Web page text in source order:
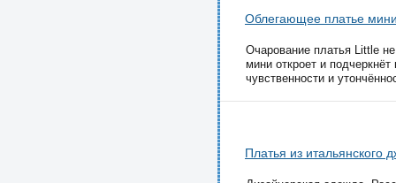
Облегающее платье
Очарование платья Little
мини откроет и
чувственности и
Платья из итальянского